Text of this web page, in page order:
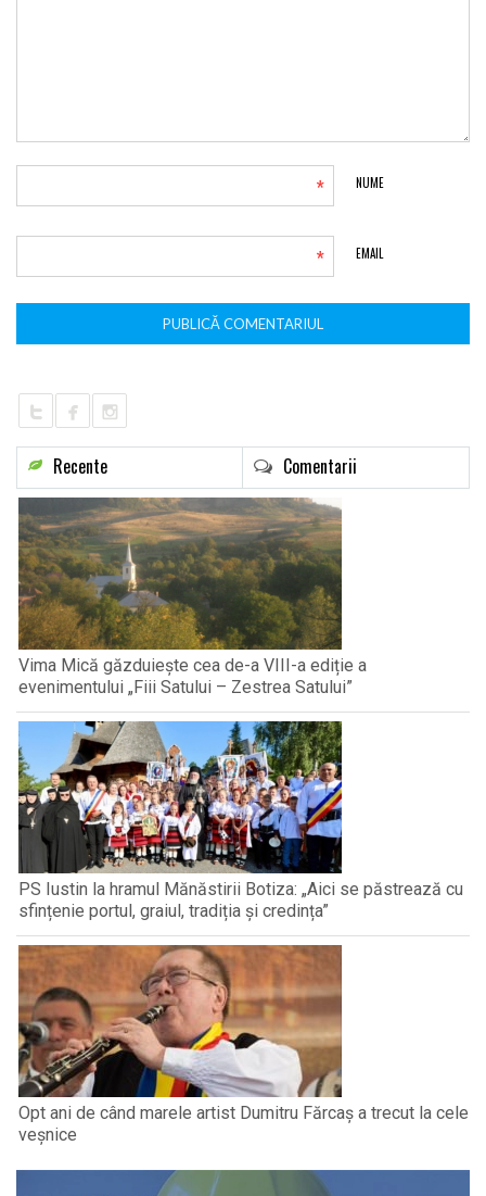
NUME
*
EMAIL
*
Recente Comentarii
Vima Mică găzduiește cea de-a VIII-a ediție a
evenimentului „Fiii Satului – Zestrea Satului”
PS Iustin la hramul Mănăstirii Botiza: „Aici se păstrează cu
sfințenie portul, graiul, tradiția și credința”
Opt ani de când marele artist Dumitru Fărcaș a trecut la cele
veșnice